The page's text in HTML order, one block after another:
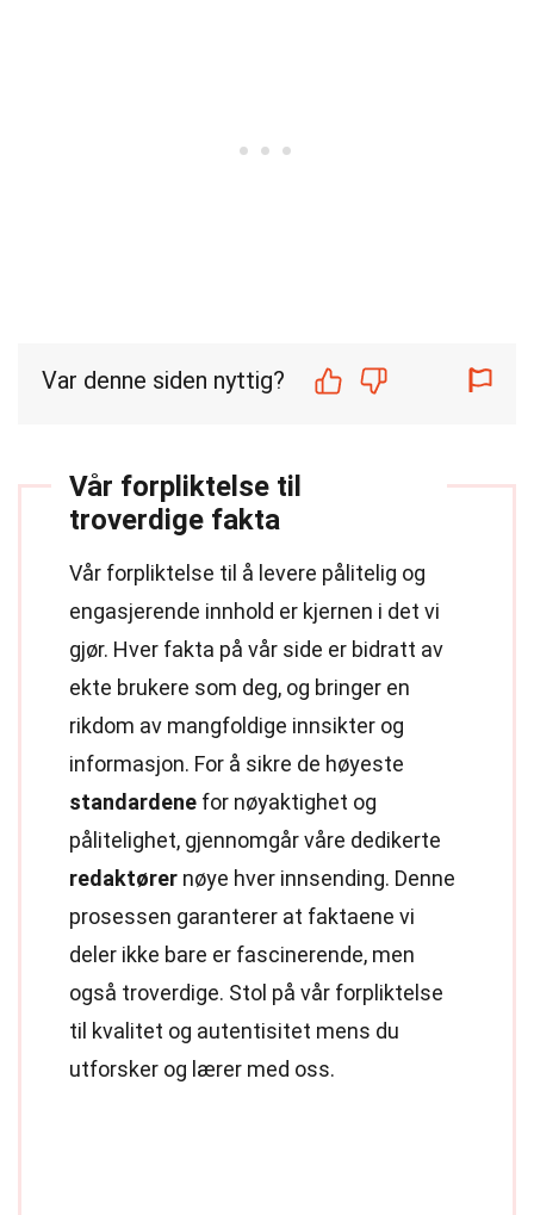
Var denne siden nyttig?
Vår forpliktelse til
troverdige fakta
Vår forpliktelse til å levere pålitelig og
engasjerende innhold er kjernen i det vi
gjør. Hver fakta på vår side er bidratt av
ekte brukere som deg, og bringer en
rikdom av mangfoldige innsikter og
informasjon. For å sikre de høyeste
standardene for nøyaktighet og
pålitelighet, gjennomgår våre dedikerte
redaktører nøye hver innsending. Denne
prosessen garanterer at faktaene vi
deler ikke bare er fascinerende, men
også troverdige. Stol på vår forpliktelse
til kvalitet og autentisitet mens du
utforsker og lærer med oss.